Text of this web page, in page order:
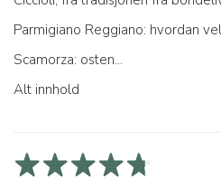
Parmigiano Reggiano: hvordan
Scamorza: osten...
Alt innhold